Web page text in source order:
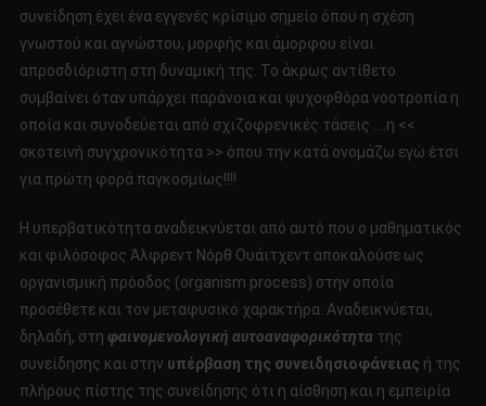
συνείδηση έχει ένα εγγενές κρίσιμο σημείο όπου η σχέση
γνωστού και αγνώστου, μορφής και άμορφου είναι
απροσδιόριστη στη δυναμική της. Το άκρως αντίθετο
συμβαίνει όταν υπάρχει παράνοια και ψυχοφθόρα νοοτροπία η
οποία και συνοδεύεται από σχιζοφρενικές τάσεις ….η <<
σκοτεινή συγχρονικότητα >> όπου την κατά ονομάζω εγώ έτσι
για πρώτη φορά παγκοσμίως!!!!
Η υπερβατικότητα αναδεικνύεται από αυτό που ο μαθηματικός
και φιλόσοφος Άλφρεντ Νόρθ Ουάιτχεντ αποκαλούσε ως
οργανισμική πρόοδος (organism process) στην οποία
προσέθετε και τον μεταφυσικό χαρακτήρα. Αναδεικνύεται,
δηλαδή, στη φαινομενολογική αυτοαναφορικότητα της
συνείδησης και στην υπέρβαση της συνειδησιοφάνειας ή της
πλήρους πίστης της συνείδησης ότι η αίσθηση και η εμπειρία